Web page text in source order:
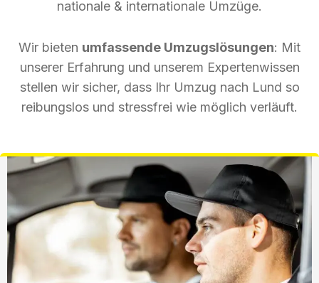
nationale & internationale Umzüge.
Wir bieten umfassende Umzugslösungen: Mit
unserer Erfahrung und unserem Expertenwissen
stellen wir sicher, dass Ihr Umzug nach Lund so
reibungslos und stressfrei wie möglich verläuft.